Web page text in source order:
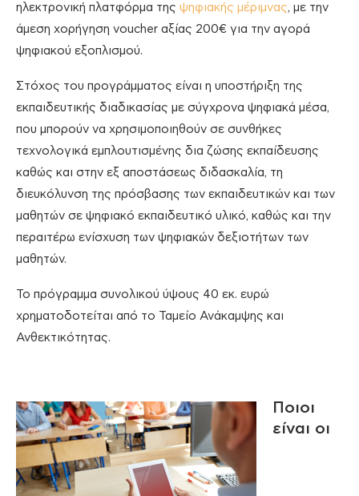
ηλεκτρονική πλατφόρμα της ψηφιακής μέριμνας, με την
άμεση χορήγηση voucher αξίας 200€ για την αγορά
ψηφιακού εξοπλισμού.
Στόχος του προγράμματος είναι η υποστήριξη της
εκπαιδευτικής διαδικασίας με σύγχρονα ψηφιακά μέσα,
που μπορούν να χρησιμοποιηθούν σε συνθήκες
τεχνολογικά εμπλουτισμένης δια ζώσης εκπαίδευσης
καθώς και στην εξ αποστάσεως διδασκαλία, τη
διευκόλυνση της πρόσβασης των εκπαιδευτικών και των
μαθητών σε ψηφιακό εκπαιδευτικό υλικό, καθώς και την
περαιτέρω ενίσχυση των ψηφιακών δεξιοτήτων των
μαθητών.
Το πρόγραμμα συνολικού ύψους 40 εκ. ευρώ
χρηματοδοτείται από το Ταμείο Ανάκαμψης και
Ανθεκτικότητας.
Ποιοι
είναι οι